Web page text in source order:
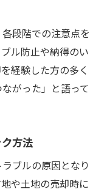
段階での注意点を
ル防止や納得のい
経験した方の多く
がった」と語って
方法
ブルの原因となり
や土地の売却時に